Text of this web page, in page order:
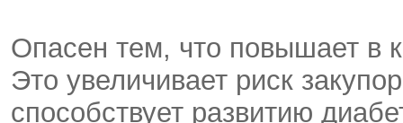
Опасен тем, что повышает в
Это увеличивает риск
способствует развитию